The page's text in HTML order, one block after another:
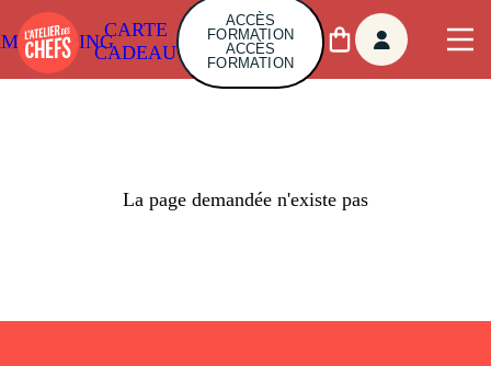
CARTE
CADEAU
ACCÈS
FORMATION
ACCÈS
FORMATION
La page demandée n'existe pas